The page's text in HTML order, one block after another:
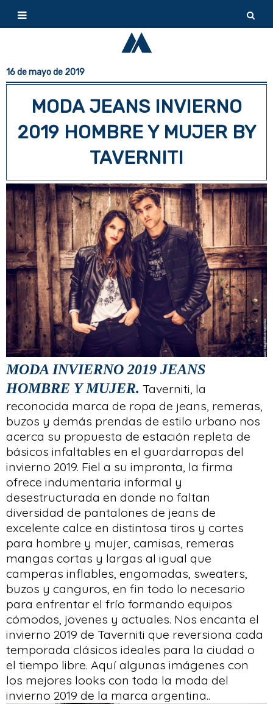
16 de mayo de 2019
MODA JEANS INVIERNO
2019 HOMBRE Y MUJER BY
TAVERNITI
MODA INVIERNO 2019 JEANS
HOMBRE Y MUJER. Taverniti, la
reconocida marca de ropa de jeans, remeras,
buzos y demás prendas de estilo urbano nos
acerca su propuesta de estación repleta de
básicos infaltables en el guardarropas del
invierno 2019. Fiel a su impronta, la firma
ofrece indumentaria informal y
desestructurada en donde no faltan
diversidad de pantalones de jeans de
excelente calce en distintosa tiros y cortes
para hombre y mujer, camisas, remeras
mangas cortas y largas al igual que
camperas inflables, engomadas, sweaters,
buzos y canguros, en fin todo lo necesario
para enfrentar el frío formando equipos
cómodos, jovenes y actuales. Nos encanta el
invierno 2019 de Taverniti que reversiona cada
temporada clásicos ideales para la ciudad o
el tiempo libre. Aquí algunas imágenes con
los mejores looks con toda la moda del
invierno 2019 de la marca argentina..